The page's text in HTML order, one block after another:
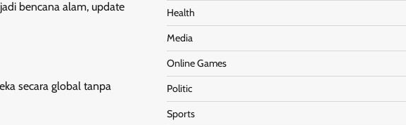
bencana alam, update
secara global tanpa
Health
Media
Online Games
Politic
Sports